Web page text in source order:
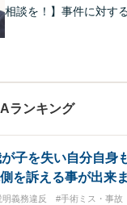
相談を！】事件に対する
の弁護を大切にしてお
す。【LINEやメールの
わせ可】
ランキング
子を失い自分自身
を訴える事が出来
明義務違反 #手術ミス・事故